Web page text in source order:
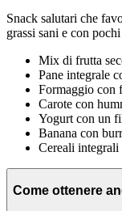
Snack salutari che
grassi sani e con
Mix di frutta
Pane integrale
Formaggio con
Carote con
Yogurt con un
Banana con
Cereali integrali
Come ottenere